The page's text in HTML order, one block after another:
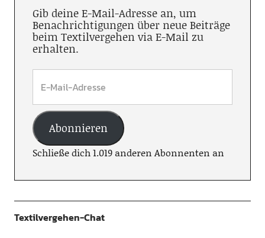
Gib deine E-Mail-Adresse an, um
Benachrichtigungen über neue Beiträge
beim Textilvergehen via E-Mail zu
erhalten.
Abonnieren
Schließe dich 1.019 anderen Abonnenten an
Textilvergehen-Chat